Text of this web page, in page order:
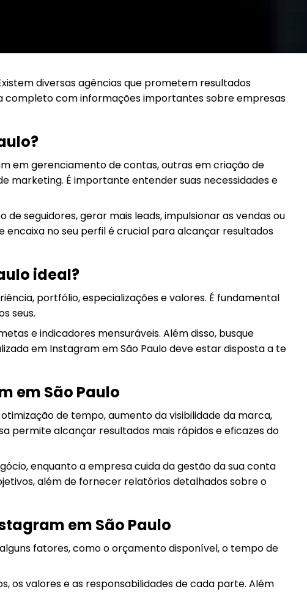
diversas agências que prometem resultados
completo com informações importantes sobre empresas
em gerenciamento de contas, outras em criação de
marketing. É importante entender suas necessidades e
seguidores, gerar mais leads, impulsionar as vendas ou
no seu perfil é crucial para alcançar resultados
ideal?
portfólio, especializações e valores. É fundamental
seus.
e indicadores mensuráveis. Além disso, busque
em Instagram em São Paulo deve estar disposta a te
em São Paulo
de tempo, aumento da visibilidade da marca,
permite alcançar resultados mais rápidos e eficazes do
enquanto a empresa cuida da gestão da sua conta
além de fornecer relatórios detalhados sobre o
em São Paulo
fatores, como o orçamento disponível, o tempo de
os valores e as responsabilidades de cada parte. Além